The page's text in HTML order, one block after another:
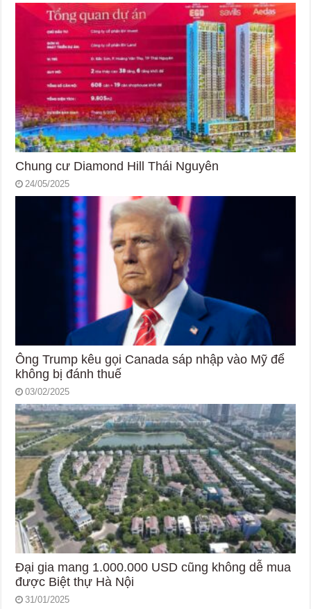
Chung cư Diamond Hill Thái Nguyên
24/05/2025
Ông Trump kêu gọi Canada sáp nhập vào Mỹ để
không bị đánh thuế
03/02/2025
Đại gia mang 1.000.000 USD cũng không dễ mua
được Biệt thự Hà Nội
31/01/2025